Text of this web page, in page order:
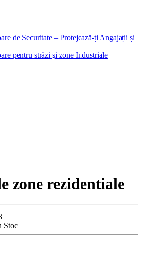
de Securitate – Protejează-ți Angajații și
pentru străzi şi zone Industriale
zone rezidentiale
Stoc